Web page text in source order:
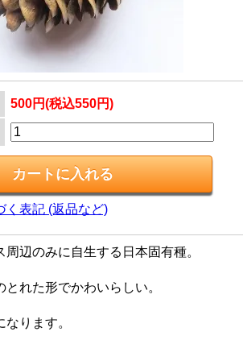
500円(税込550円)
く表記 (返品など)
周辺のみに自生する日本固有種。
れた形でかわいらしい。
ります。